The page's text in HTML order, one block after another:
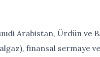
Arabistan, Ürdün ve
finansal sermaye